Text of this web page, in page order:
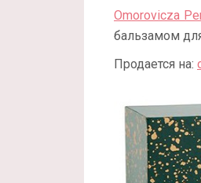
Omorovicza
бальзамом
Продается на: